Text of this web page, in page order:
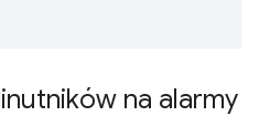
na alarmy